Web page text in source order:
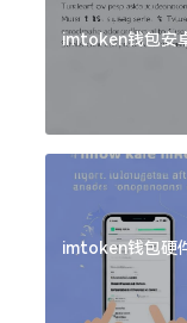
imtoken钱包安
imtoken钱包硬